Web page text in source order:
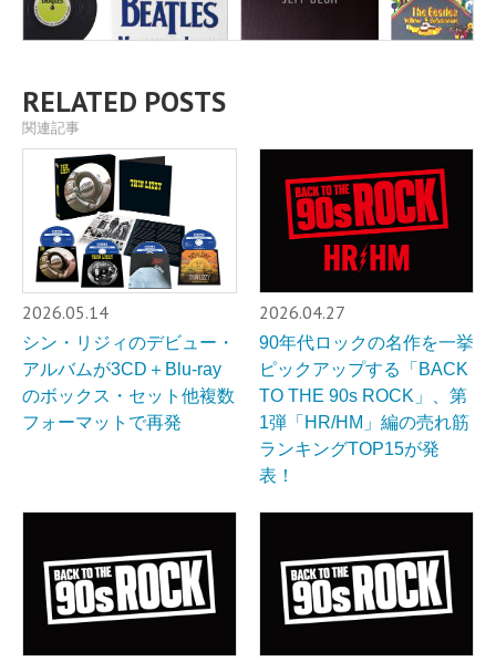
RELATED POSTS
関連記事
2026.05.14
シン・リジィのデビュー・
アルバムが3CD＋Blu-ray
のボックス・セット他複数
フォーマットで再発
2026.04.27
90年代ロックの名作を一挙
ピックアップする「BACK
TO THE 90s ROCK」、第
1弾「HR/HM」編の売れ筋
ランキングTOP15が発
表！